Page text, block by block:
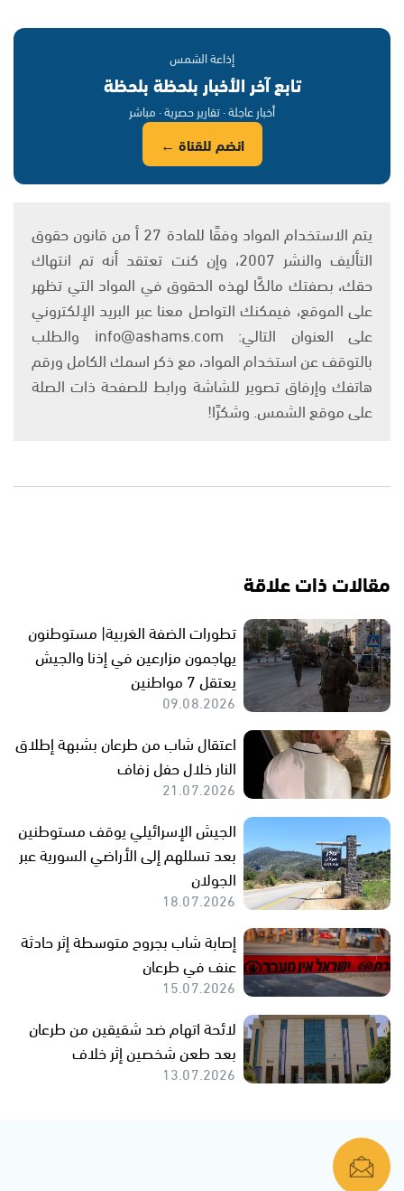
إذاعة الشمس
تابع آخر الأخبار بلحظة بلحظة
أخبار عاجلة · تقارير حصرية · مباشر
انضم للقناة ←
يتم الاستخدام المواد وفقًا للمادة 27 أ من قانون حقوق
التأليف والنشر 2007، وإن كنت تعتقد أنه تم انتهاك
حقك، بصفتك مالكًا لهذه الحقوق في المواد التي تظهر
على الموقع، فيمكنك التواصل معنا عبر البريد الإلكتروني
على العنوان التالي: info@ashams.com والطلب
بالتوقف عن استخدام المواد، مع ذكر اسمك الكامل ورقم
هاتفك وإرفاق تصوير للشاشة ورابط للصفحة ذات الصلة
على موقع الشمس. وشكرًا!
مقالات ذات علاقة
تطورات الضفة الغربية| مستوطنون
يهاجمون مزارعين في إذنا والجيش
يعتقل 7 مواطنين
09.08.2026
اعتقال شاب من طرعان بشبهة إطلاق
النار خلال حفل زفاف
21.07.2026
الجيش الإسرائيلي يوقف مستوطنين
بعد تسللهم إلى الأراضي السورية عبر
الجولان
18.07.2026
إصابة شاب بجروح متوسطة إثر حادثة
عنف في طرعان
15.07.2026
لائحة اتهام ضد شقيقين من طرعان
بعد طعن شخصين إثر خلاف
13.07.2026